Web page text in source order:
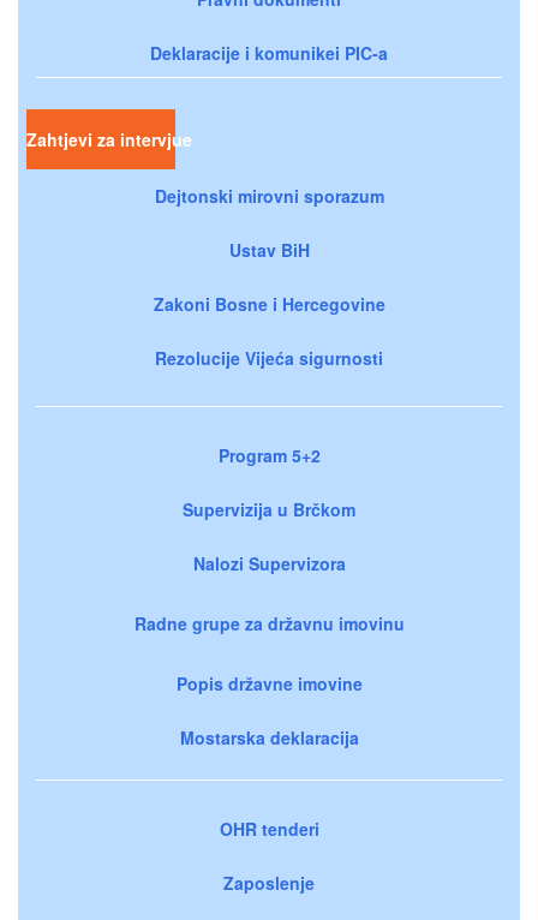
Deklaracije i komunikei PIC-a
Zahtjevi za intervjue
Dejtonski mirovni sporazum
Ustav BiH
Zakoni Bosne i Hercegovine
Rezolucije Vijeća sigurnosti
Program 5+2
Supervizija u Brčkom
Nalozi Supervizora
Radne grupe za državnu imovinu
Popis državne imovine
Mostarska deklaracija
OHR tenderi
Zaposlenje